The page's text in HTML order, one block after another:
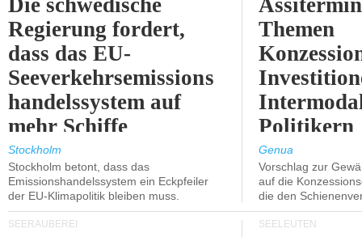
Die schwedische
Regierung fordert,
dass das EU-
Seeverkehrsemissions
handelssystem auf
mehr Schiffe
ausgeweitet wird.
Stockholm
Stockholm betont, dass das
Emissionshandelssystem ein Eckpfeiler
der EU-Klimapolitik bleiben muss.
Themen
Politikern
Genua
Vorschlag zur
auf die
die den
SEERÄUBEREI SEELEUTEN